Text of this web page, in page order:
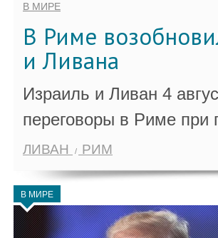
В МИРЕ
В Риме
и Ливана
Израиль и Ливан 4
переговоры в Риме
ЛИВАН РИМ
В МИРЕ